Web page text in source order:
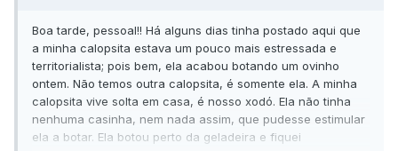
Boa tarde, pessoal!! Há alguns dias tinha postado aqui que
a minha calopsita estava um pouco mais estressada e
territorialista; pois bem, ela acabou botando um ovinho
ontem. Não temos outra calopsita, é somente ela. A minha
calopsita vive solta em casa, é nosso xodó. Ela não tinha
nenhuma casinha, nem nada assim, que pudesse estimular
ela a botar. Ela botou perto da geladeira e fiquei